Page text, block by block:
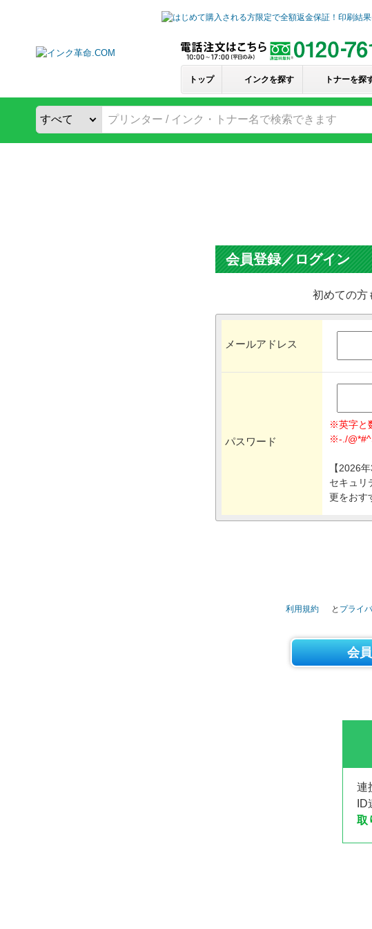
トップ インクを探す トナーを探
会員登録／ログイン
初めての方
メールアドレス
パスワード
※英字と
※-./@*#^
【2026
セキュリ
更をおす
利用規約 と プライ
連
取